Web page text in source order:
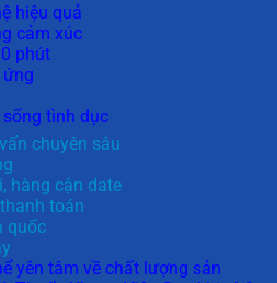
hiệu quả
cảm xúc
phút
tình dục
chuyên sâu
hàng cận date
toán
quốc
yên tâm về chất lượng sản